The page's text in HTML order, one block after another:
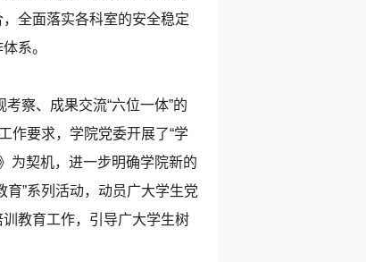
全面落实各科室的安全稳定
系。
察、成果交流“六位一体”的
作要求，学院党委开展了“学
为契机，进一步明确学院新的
”系列活动，动员广大学生党
教育工作，引导广大学生树